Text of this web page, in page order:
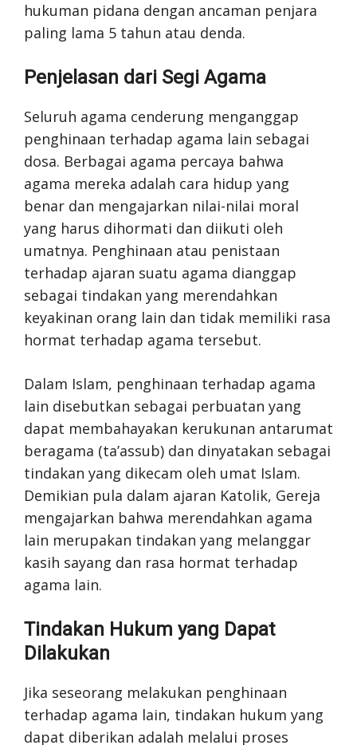
hukuman pidana dengan ancaman penjara
paling lama 5 tahun atau denda.
Penjelasan dari Segi Agama
Seluruh agama cenderung menganggap
penghinaan terhadap agama lain sebagai
dosa. Berbagai agama percaya bahwa
agama mereka adalah cara hidup yang
benar dan mengajarkan nilai-nilai moral
yang harus dihormati dan diikuti oleh
umatnya. Penghinaan atau penistaan
terhadap ajaran suatu agama dianggap
sebagai tindakan yang merendahkan
keyakinan orang lain dan tidak memiliki rasa
hormat terhadap agama tersebut.
Dalam Islam, penghinaan terhadap agama
lain disebutkan sebagai perbuatan yang
dapat membahayakan kerukunan antarumat
beragama (ta’assub) dan dinyatakan sebagai
tindakan yang dikecam oleh umat Islam.
Demikian pula dalam ajaran Katolik, Gereja
mengajarkan bahwa merendahkan agama
lain merupakan tindakan yang melanggar
kasih sayang dan rasa hormat terhadap
agama lain.
Tindakan Hukum yang Dapat
Dilakukan
Jika seseorang melakukan penghinaan
terhadap agama lain, tindakan hukum yang
dapat diberikan adalah melalui proses